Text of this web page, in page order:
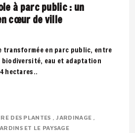
à parc public : un
cœur de ville
transformée en parc public, entre
eau et adaptation
hectares..
DES PLANTES
JARDINAGE
ET LE PAYSAGE